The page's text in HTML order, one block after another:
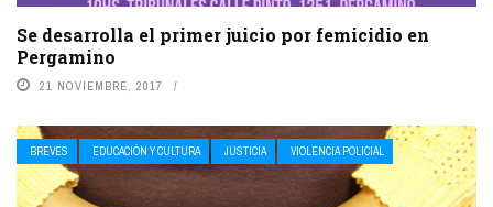
Se desarrolla el primer juicio por femicidio en
Pergamino
21 NOVIEMBRE, 2017
BREVES EDUCACIÓN Y CULTURA JUSTICIA VIOLENCIA POLICIAL